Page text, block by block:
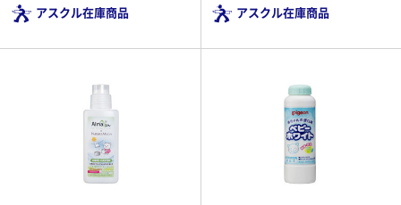
アスクル在庫商品
アスクル在庫商品